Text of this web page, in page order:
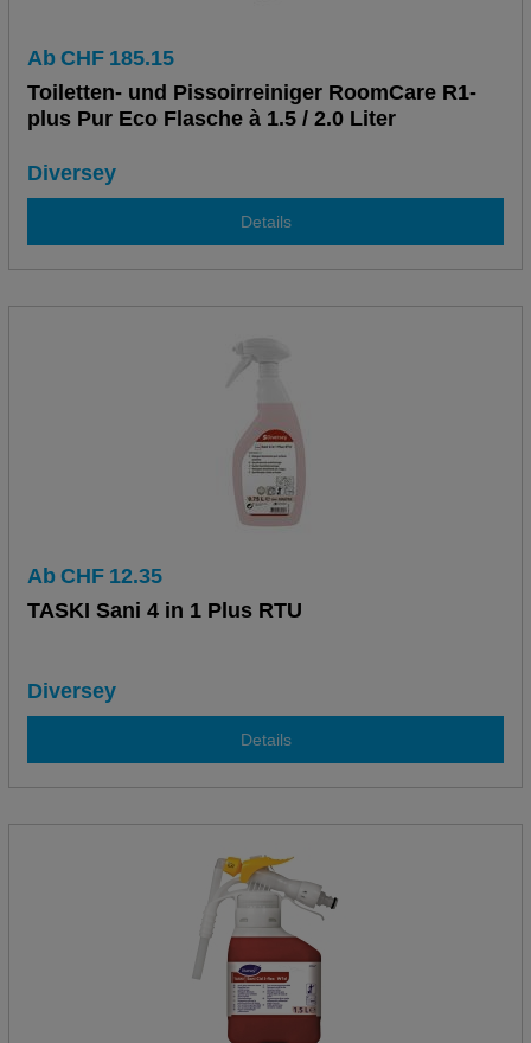
Ab CHF 185.15
Toiletten- und Pissoirreiniger RoomCare R1-
plus Pur Eco Flasche à 1.5 / 2.0 Liter
Diversey
Details
Ab CHF 12.35
TASKI Sani 4 in 1 Plus RTU
Diversey
Details